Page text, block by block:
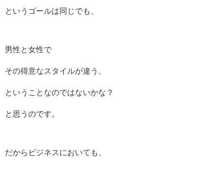
というゴールは同じでも、
男性と女性で
その得意なスタイルが違う、
ということなのではないかな？
と思うのです。
だからビジネスにおいても、